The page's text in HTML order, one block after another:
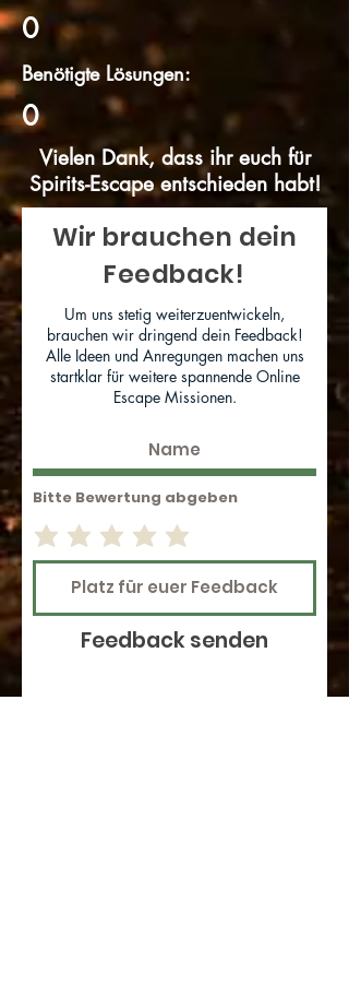
0
Benötigte Lösungen:
0
Vielen Dank, dass ihr euch für
Spirits-Escape entschieden habt!
Wir brauchen dein
Feedback!
Um uns stetig weiterzuentwickeln,
brauchen wir dringend dein Feedback!
Alle Ideen und Anregungen machen uns
startklar für weitere spannende Online
Escape Missionen.
Bitte Bewertung abgeben
Feedback senden